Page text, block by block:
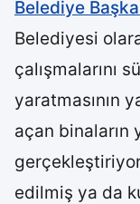
Belediye
Belediyesi
çalışmalarını
yaratmasının
açan binaların
edilmiş ya da